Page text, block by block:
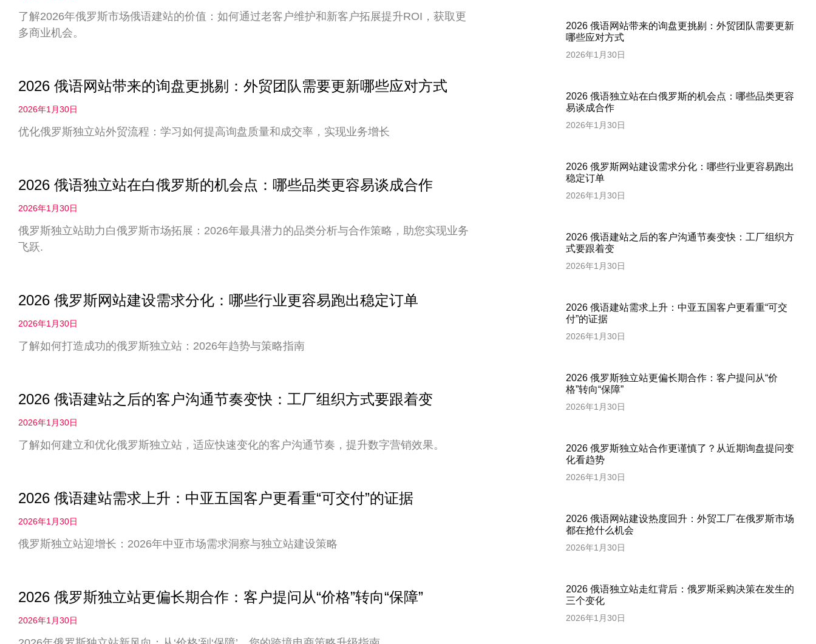
了解2026年俄罗斯市场俄语建站的价值：如何通过老客户维护和新客户拓展提升ROI，获取更
多商业机会。
2026 俄语网站带来的询盘更挑剔：外贸团队需要更新哪些应对方式
2026年1月30日
优化俄罗斯独立站外贸流程：学习如何提高询盘质量和成交率，实现业务增长
2026 俄语独立站在白俄罗斯的机会点：哪些品类更容易谈成合作
2026年1月30日
俄罗斯独立站助力白俄罗斯市场拓展：2026年最具潜力的品类分析与合作策略，助您实现业务
飞跃.
2026 俄罗斯网站建设需求分化：哪些行业更容易跑出稳定订单
2026年1月30日
了解如何打造成功的俄罗斯独立站：2026年趋势与策略指南
2026 俄语建站之后的客户沟通节奏变快：工厂组织方式要跟着变
2026年1月30日
了解如何建立和优化俄罗斯独立站，适应快速变化的客户沟通节奏，提升数字营销效果。
2026 俄语建站需求上升：中亚五国客户更看重“可交付”的证据
2026年1月30日
俄罗斯独立站迎增长：2026年中亚市场需求洞察与独立站建设策略
2026 俄罗斯独立站更偏长期合作：客户提问从“价格”转向“保障”
2026年1月30日
2026 俄语网站带来的询盘更挑剔：外贸团队需要更新
哪些应对方式
2026年1月30日
2026 俄语独立站在白俄罗斯的机会点：哪些品类更容
易谈成合作
2026年1月30日
2026 俄罗斯网站建设需求分化：哪些行业更容易跑出
稳定订单
2026年1月30日
2026 俄语建站之后的客户沟通节奏变快：工厂组织方
式要跟着变
2026年1月30日
2026 俄语建站需求上升：中亚五国客户更看重“可交
付”的证据
2026年1月30日
2026 俄罗斯独立站更偏长期合作：客户提问从“价
格”转向“保障”
2026年1月30日
2026 俄罗斯独立站合作更谨慎了？从近期询盘提问变
化看趋势
2026年1月30日
2026 俄语网站建设热度回升：外贸工厂在俄罗斯市场
都在抢什么机会
2026年1月30日
2026 俄语独立站走红背后：俄罗斯采购决策在发生的
三个变化
2026年1月30日